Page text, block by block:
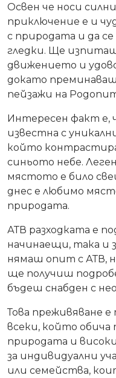
Освен че носи
приключение е и
с природата и да
гледки. Ще
движението и
докато
пейзажи на
Интересен факт е,
известна с
който
синьото небе.
мястото е било
днес е любимо
природата.
АТВ разходката е
начинаещи, така и
нямаш опит с АТВ,
ще получиш
бъдеш снабден с
Това преживяване
всеки, който
природата и
за индивидуални
или семейства,